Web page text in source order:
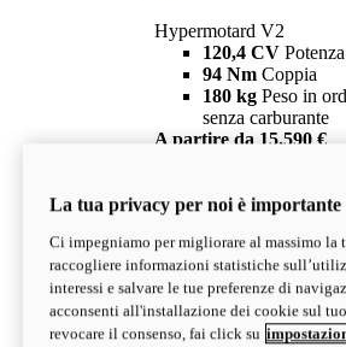
Hypermotard V2
120,4 CV Potenza
94 Nm Coppia
180 kg Peso in
senza carburante
A partire da 15.590 €
V2 SP
Hypermotard V2 SP
120,4 CVPotenza
94 NmCoppia
177 kgPeso in
senza carburante
La tua privacy per noi è importante
Ci impegniamo per migliorare al massimo
raccogliere informazioni statistiche
interessi e salvare le tue preferenze di
acconsenti all'installazione dei cookie sul
revocare il consenso, fai click su